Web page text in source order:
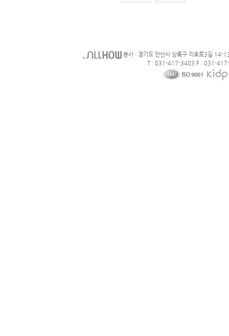
본사 : 경기도 안산사 상록구 이호로3길 14-
T : 031-417-3403 F : 031-